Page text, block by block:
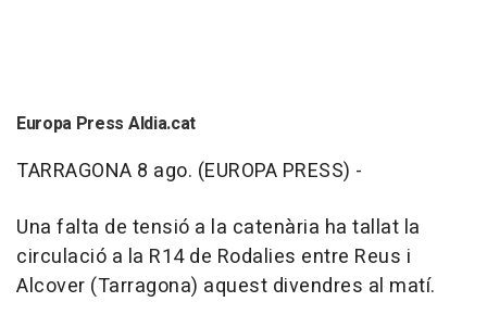
Europa Press Aldia.cat
TARRAGONA 8 ago. (EUROPA PRESS) -
Una falta de tensió a la catenària ha tallat la
circulació a la R14 de Rodalies entre Reus i
Alcover (Tarragona) aquest divendres al matí.